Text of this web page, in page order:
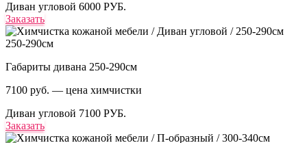
Диван угловой 6000 РУБ.
Заказать
250-290см
Габариты дивана 250-290см
7100 руб. — цена химчистки
Диван угловой 7100 РУБ.
Заказать